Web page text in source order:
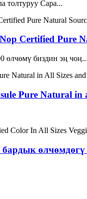
толтуруу Capa...
Certified Pure
өлчөмү биздин эң чоң...
Pure Natural in
бардык